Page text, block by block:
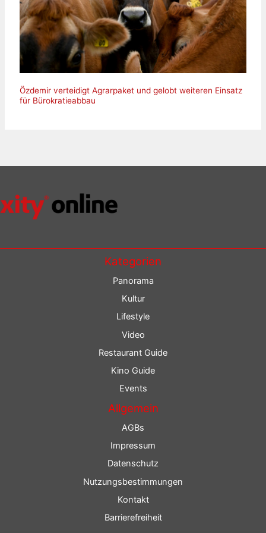
Özdemir verteidigt Agrarpaket und gelobt weiteren Einsatz
für Bürokratieabbau
Kategorien
Panorama
Kultur
Lifestyle
Video
Restaurant Guide
Kino Guide
Events
Allgemein
AGBs
Impressum
Datenschutz
Nutzungsbestimmungen
Kontakt
Barrierefreiheit